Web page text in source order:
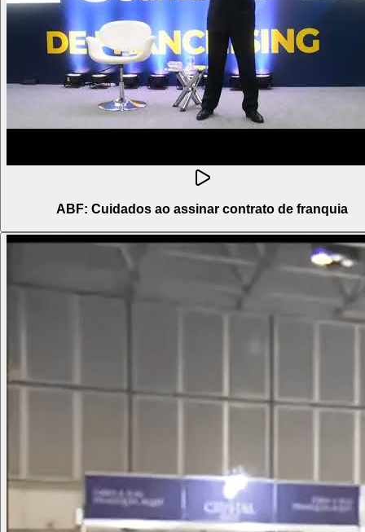
ABF: Cuidados ao assinar contrato de franquia